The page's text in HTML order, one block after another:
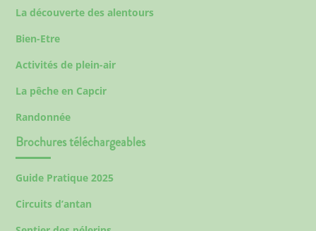
La découverte des alentours
Bien-Etre
Activités de plein-air
La pêche en Capcir
Randonnée
Brochures téléchargeables
Guide Pratique 2025
Circuits d’antan